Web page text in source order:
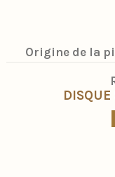
Origine de la